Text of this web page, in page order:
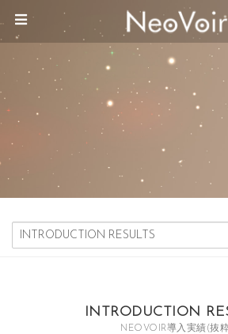
メニュースキップ
INTRODUCTION
NEOVOIR導入実績(抜